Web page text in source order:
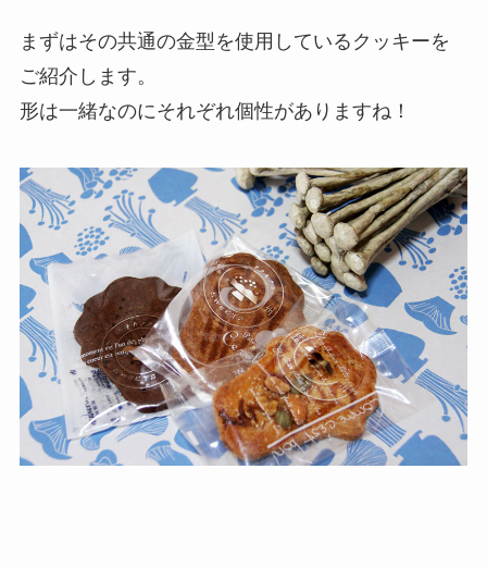
まずはその共通の金型を使用しているクッキーを
ご紹介します。
形は一緒なのにそれぞれ個性がありますね！